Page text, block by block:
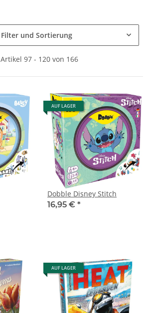
Filter und Sortierung
Artikel 97 - 120 von 166
AUF LAGER
Dobble Disney Stitch
16,95 € *
AUF LAGER